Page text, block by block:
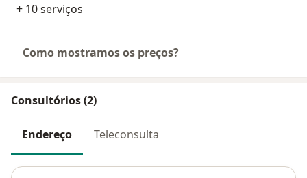
+ 10 serviços
Como mostramos os preços?
Consultórios (2)
Endereço Teleconsulta